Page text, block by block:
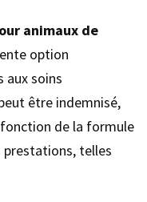
animaux de
option
aux soins
être indemnisé,
de la formule
prestations, telles